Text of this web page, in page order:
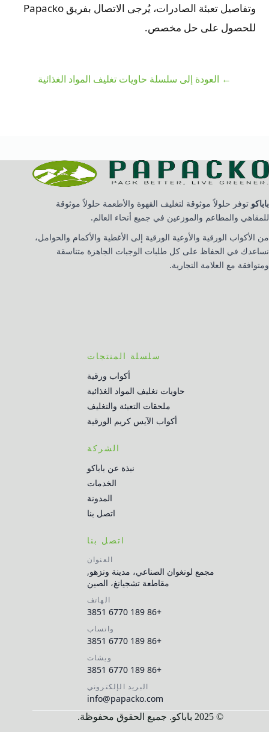
وتفاصيل تعبئة الصادرات، يُرجى الاتصال بفريق Papacko
للحصول على حل مخصص.
← العودة إلى سلسلة حاويات تغليف المواد الغذائية
باباكو توفر حلولاً موثوقة لتغليف القهوة والأطعمة حلولاً موثوقة
للمقاهي والمطاعم والموزعين في جميع أنحاء العالم.
من الأكواب الورقية والأوعية الورقية إلى الأغطية والأكمام والحوامل،
نساعدك في الحفاظ على كل طلبات الوجبات الجاهزة متناسقة
ومتوافقة مع العلامة التجارية.
سلسلة المنتجات
أكواب ورقية
حاويات تغليف المواد الغذائية
ملحقات التعبئة والتغليف
أكواب الآيس كريم الورقية
الشركة
نبذة عن باباكو
الخدمات
المدونة
اتصل بنا
اتصل بنا
العنوان
مجمع لونغوان الصناعي، مدينة ونزهو,
مقاطعة تشجيانغ، الصين
الهاتف
+86 189 6770 3851
واتساب
+86 189 6770 3851
ويشات
+86 189 6770 3851
البريد الإلكتروني
info@papacko.com
© 2025 باباكو. جميع الحقوق محفوظة.
Русский